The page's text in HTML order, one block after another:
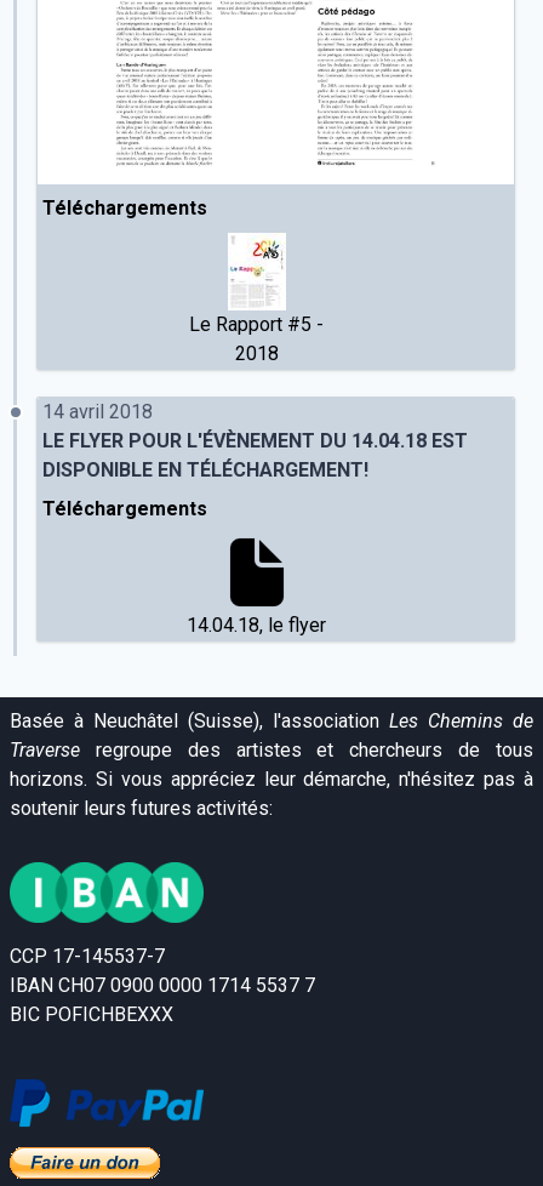
Téléchargements
Le Rapport #5 -
2018
14 avril 2018
LE FLYER POUR L'ÉVÈNEMENT DU 14.04.18 EST
DISPONIBLE EN TÉLÉCHARGEMENT!
Téléchargements
14.04.18, le flyer
Basée à Neuchâtel (Suisse), l'association Les Chemins de
Traverse regroupe des artistes et chercheurs de tous
horizons. Si vous appréciez leur démarche, n'hésitez pas à
soutenir leurs futures activités:
CCP 17-145537-7
IBAN CH07 0900 0000 1714 5537 7
BIC POFICHBEXXX